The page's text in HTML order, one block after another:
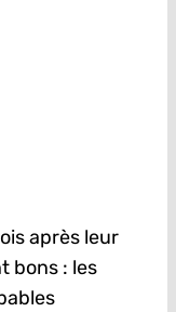
après leur
bons : les